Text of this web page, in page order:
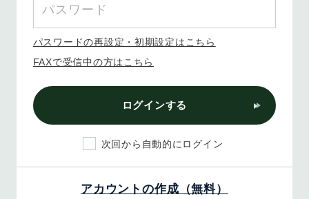
パスワードの再設定・初期設定はこちら
FAXで受信中の方はこちら
ログインする
次回から自動的にログイン
アカウントの作成（無料）